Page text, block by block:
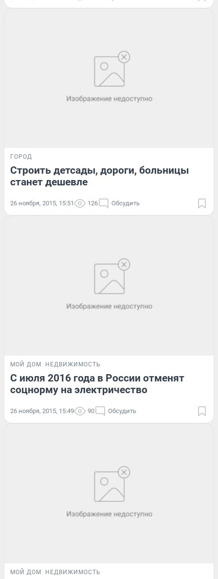
ГОРОД
Строить детсады, дороги, больницы
станет дешевле
26 ноября, 2015, 15:51 126 Обсудить
МОЙ ДОМ НЕДВИЖИМОСТЬ
С июля 2016 года в России отменят
соцнорму на электричество
26 ноября, 2015, 15:49 90 Обсудить
МОЙ ДОМ НЕДВИЖИМОСТЬ